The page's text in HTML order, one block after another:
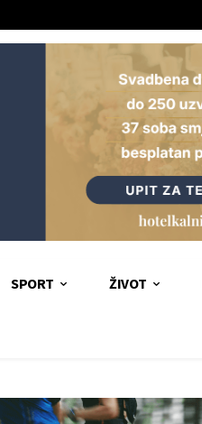
SPORT ŽIVOT